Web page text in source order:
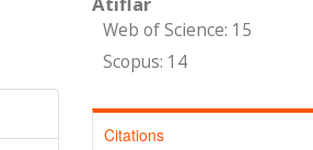
Web of Science: 15
Scopus: 14
Citations